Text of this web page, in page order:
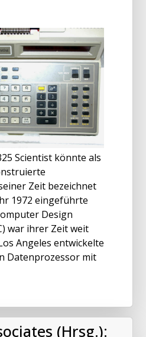
Scientist könnte als
Zeit bezeichnet
1972 eingeführte
Design
war ihrer Zeit weit
Angeles entwickelte
Datenprozessor mit
(Hrsg.):